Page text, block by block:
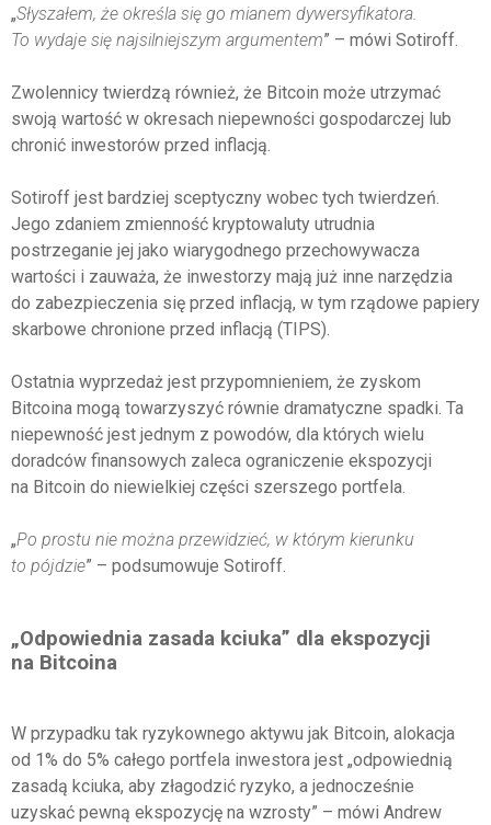
„Słyszałem, że określa się go mianem dywersyfikatora.
To wydaje się najsilniejszym argumentem” – mówi Sotiroff.
Zwolennicy twierdzą również, że Bitcoin może utrzymać
swoją wartość w okresach niepewności gospodarczej lub
chronić inwestorów przed inflacją.
Sotiroff jest bardziej sceptyczny wobec tych twierdzeń.
Jego zdaniem zmienność kryptowaluty utrudnia
postrzeganie jej jako wiarygodnego przechowywacza
wartości i zauważa, że inwestorzy mają już inne narzędzia
do zabezpieczenia się przed inflacją, w tym rządowe papiery
skarbowe chronione przed inflacją (TIPS).
Ostatnia wyprzedaż jest przypomnieniem, że zyskom
Bitcoina mogą towarzyszyć równie dramatyczne spadki. Ta
niepewność jest jednym z powodów, dla których wielu
doradców finansowych zaleca ograniczenie ekspozycji
na Bitcoin do niewielkiej części szerszego portfela.
„Po prostu nie można przewidzieć, w którym kierunku
to pójdzie” – podsumowuje Sotiroff.
„Odpowiednia zasada kciuka” dla ekspozycji
na Bitcoina
W przypadku tak ryzykownego aktywu jak Bitcoin, alokacja
od 1% do 5% całego portfela inwestora jest „odpowiednią
zasadą kciuka, aby złagodzić ryzyko, a jednocześnie
uzyskać pewną ekspozycję na wzrosty” – mówi Andrew